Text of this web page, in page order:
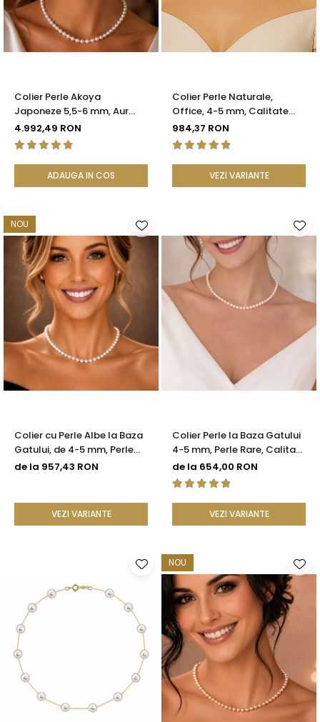
Seturi Perle cu Argint
Brățări cu Perle
Pandantive cu Perle
Colier Perle Akoya
Japoneze 5,5-6 mm, Aur
Galben 14K cu Închizătoare
Filigranată | KASKADDA®
4.992,49 RON
ADAUGA IN COS
Colier Perle Naturale,
Office, 4-5 mm, Calitate
AAA, Aur 14K | KASKADDA®
984,37 RON
VEZI VARIANTE
NOU
Colier cu Perle Albe la Baza
Gatului, de 4-5 mm, Perle
Rare, Calitate AAA+, Aur 14K
de la 957,43 RON
VEZI VARIANTE
Colier Perle la Baza Gatului
4-5 mm, Perle Rare, Calitate
AAA+, Argint 925 |
KASKADDA®
de la 654,00 RON
VEZI VARIANTE
NOU